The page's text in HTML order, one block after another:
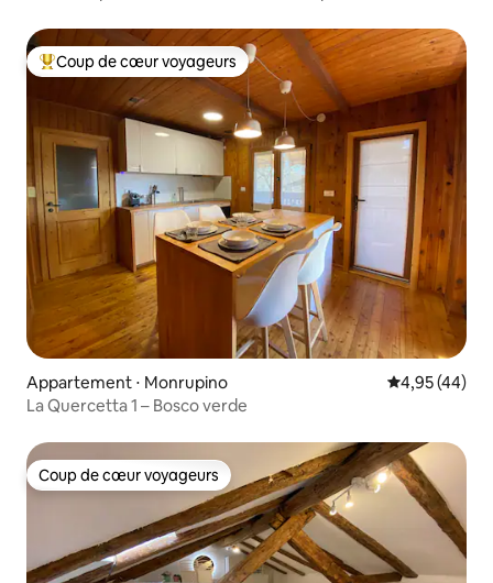
Coups de cœur voyageurs les plus appréciés
Coup de cœur voyageurs
Appartement ⋅ Monrupino Évaluation
4,95 (44)
La Quercetta 1 – Bosco verde
Coup de cœur voyageurs
Coup de cœur voyageurs